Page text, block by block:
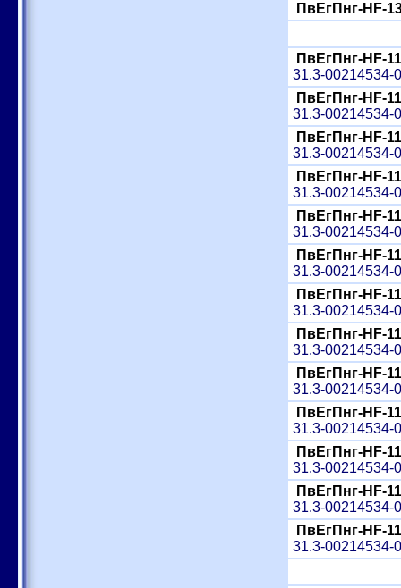
ПвЕгПнг-HF-
ПвЕгПнг-HF-
31.3-00214534-
ПвЕгПнг-HF-
31.3-00214534-
ПвЕгПнг-HF-
31.3-00214534-
ПвЕгПнг-HF-
31.3-00214534-
ПвЕгПнг-HF-
31.3-00214534-
ПвЕгПнг-HF-
31.3-00214534-
ПвЕгПнг-HF-
31.3-00214534-
ПвЕгПнг-HF-
31.3-00214534-
ПвЕгПнг-HF-
31.3-00214534-
ПвЕгПнг-HF-
31.3-00214534-
ПвЕгПнг-HF-
31.3-00214534-
ПвЕгПнг-HF-
31.3-00214534-
ПвЕгПнг-HF-
31.3-00214534-